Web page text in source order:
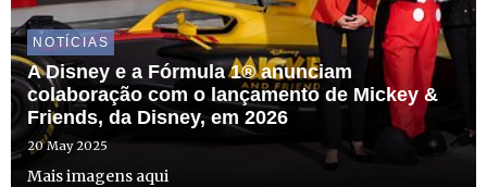
NOTÍCIAS
A Disney e a Fórmula 1® anunciam
colaboração com o lançamento de Mickey &
Friends, da Disney, em 2026
20 May 2025
Mais imagens aqui